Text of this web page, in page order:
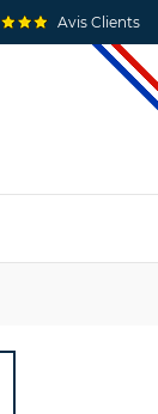
Avis Clients